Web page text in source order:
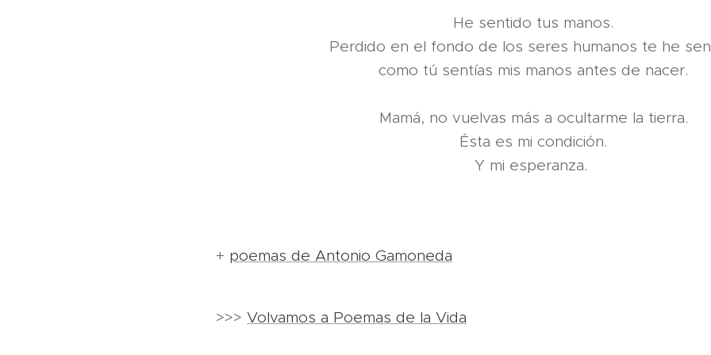
He sentido tus manos.
Perdido en el fondo de los seres humanos te he
como tú sentías mis manos antes de nacer.
Mamá, no vuelvas más a ocultarme la tierra.
Ésta es mi condición.
Y mi esperanza.
+ poemas de Antonio Gamoneda
>>> Volvamos a Poemas de la Vida